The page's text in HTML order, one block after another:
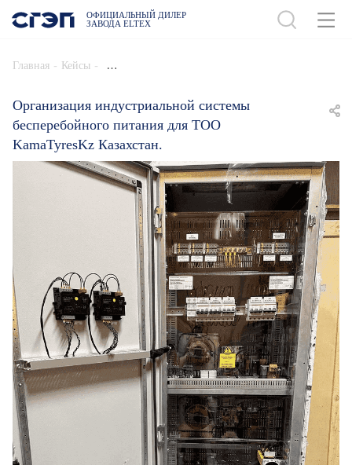
ОФИЦИАЛЬНЫЙ ДИЛЕР
ЗАВОДА ELTEX
Главная - Кейсы -
Организация индустриальной системы
бесперебойного питания для ТОО
KamaTyresKz Казахстан.